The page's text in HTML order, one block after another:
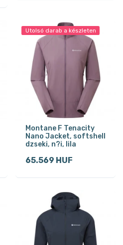
Utolsó darab a készleten
Montane F Tenacity
Nano Jacket, softshell
dzseki, n?i, lila
65.569 HUF